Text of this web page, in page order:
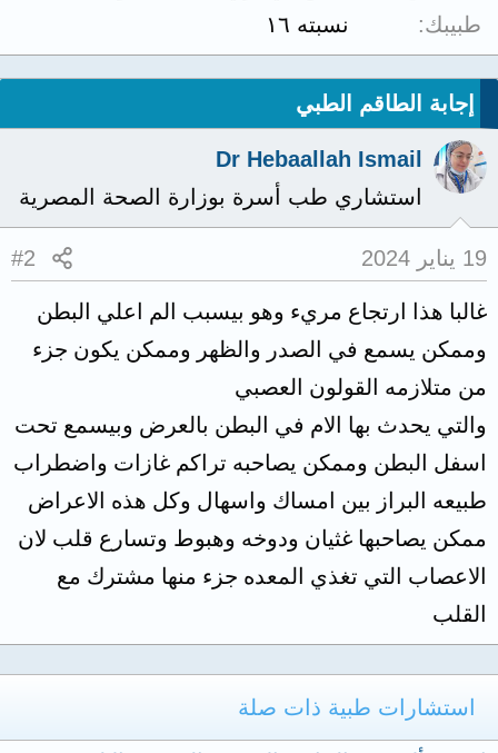
طبيبك
نسبته ١٦
إجابة الطاقم الطبي
Dr Hebaallah Ismail
استشاري طب أسرة بوزارة الصحة المصرية
19 يناير 2024 #2
غالبا هذا ارتجاع مريء وهو بيسبب الم اعلي البطن
وممكن يسمع في الصدر والظهر وممكن يكون جزء
من متلازمه القولون العصبي
والتي يحدث بها الام في البطن بالعرض وبيسمع تحت
اسفل البطن وممكن يصاحبه تراكم غازات واضطراب
طبيعه البراز بين امساك واسهال وكل هذه الاعراض
ممكن يصاحبها غثيان ودوخه وهبوط وتسارع قلب لان
الاعصاب التي تغذي المعده جزء منها مشترك مع
القلب
استشارات طبية ذات صلة